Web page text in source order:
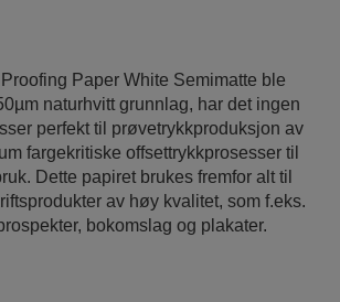
Paper White Semimatte ble
naturhvitt grunnlag, har det ingen
perfekt til prøvetrykkproduksjon av
fargekritiske offsettrykkprosesser til
Dette papiret brukes fremfor alt til
av høy kvalitet, som f.eks.
bokomslag og plakater.